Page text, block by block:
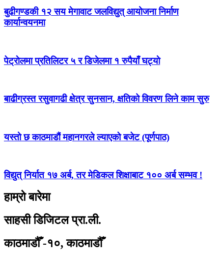
बुढीगण्डकी १२ सय मेगावाट जलविद्युत् आयोजना निर्माण
कार्यान्वयनमा
पेट्राेलमा प्रतिलिटर ५ र डिजेलमा १ रुपैयाँ घट्यो
बाढीग्रस्त रसुवागढी क्षेत्र सुनसान, क्षतिको विवरण लिने काम सुरु
यस्तो छ काठमाडौं महानगरले ल्याएको बजेट (पूर्णपाठ)
विद्युत् निर्यात १७ अर्ब, तर मेडिकल शिक्षाबाट १०० अर्ब सम्भव !
हाम्रो बारेमा
साहसी डिजिटल प्रा.ली.
काठमाडौँ -१०, काठमाडौँ